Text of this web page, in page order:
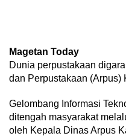
Magetan Today
Dunia perpustakaan
dan Perpustakaan (Arpus)
Gelombang Informasi
ditengah masyarakat
oleh Kepala Dinas Arpus